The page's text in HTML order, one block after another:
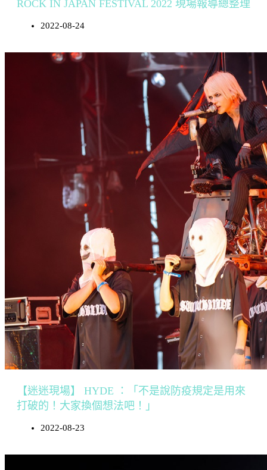
ROCK IN JAPAN FESTIVAL 2022 現場報導總整理
2022-08-24
【迷迷現場】 HYDE ：「不是說防疫規定是用來
打破的！大家換個想法吧！」
2022-08-23